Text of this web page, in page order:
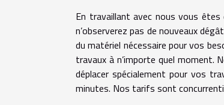
En travaillant avec nous vous êtes
n’observerez pas de nouveaux
du matériel nécessaire pour vos
travaux à n’importe quel moment.
déplacer spécialement pour vos
minutes. Nos tarifs sont